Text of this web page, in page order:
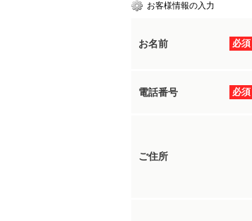
お客様情報の入力
必須
お名前
必須
電話番号
ご住所